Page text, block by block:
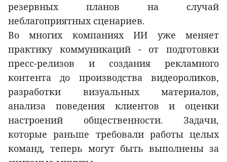
резервных планов на случай
неблагоприятных сценариев.
Во многих компаниях ИИ уже меняет
практику коммуникаций - от подготовки
пресс-релизов и создания рекламного
контента до производства видеороликов,
разработки визуальных материалов,
анализа поведения клиентов и оценки
настроений общественности. Задачи,
которые раньше требовали работы целых
команд, теперь могут быть выполнены за